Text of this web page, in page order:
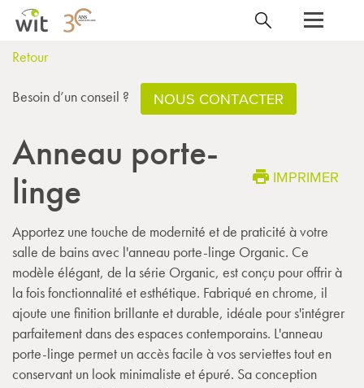
Retour
Besoin d’un conseil ? NOUS CONTACTER
Anneau porte-
linge
IMPRIMER
Apportez une touche de modernité et de praticité à votre
salle de bains avec l'anneau porte-linge Organic. Ce
modèle élégant, de la série Organic, est conçu pour offrir à
la fois fonctionnalité et esthétique. Fabriqué en chrome, il
ajoute une finition brillante et durable, idéale pour s'intégrer
parfaitement dans des espaces contemporains. L'anneau
porte-linge permet un accès facile à vos serviettes tout en
conservant un look minimaliste et épuré. Sa conception